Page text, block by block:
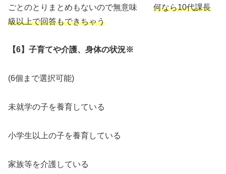
ごとのとりまとめもないので無意味 何なら10代課長
級以上で回答もできちゃう
【6】子育てや介護、身体の状況※
(6個まで選択可能)
未就学の子を養育している
小学生以上の子を養育している
家族等を介護している